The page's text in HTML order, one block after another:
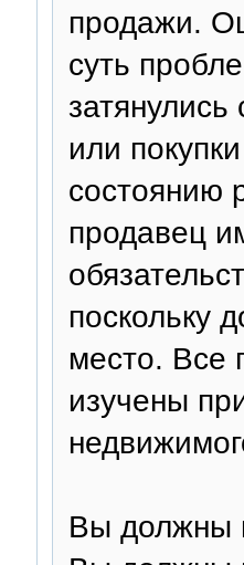
продажи.
суть
или
состоянию
продавец
поскольку
место. Все
изучены
Вы должны